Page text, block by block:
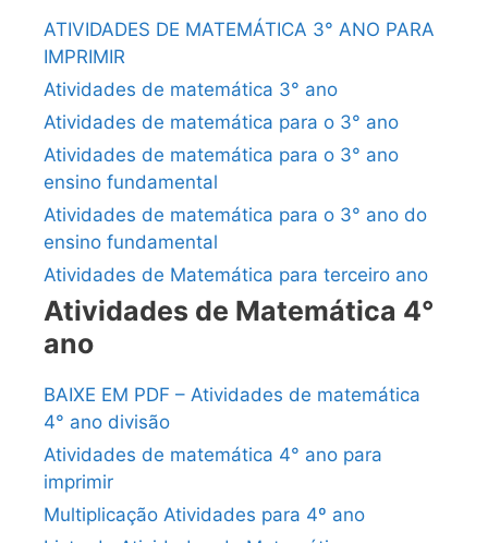
ATIVIDADES DE MATEMÁTICA 3° ANO PARA
IMPRIMIR
Atividades de matemática 3° ano
Atividades de matemática para o 3° ano
Atividades de matemática para o 3° ano
ensino fundamental
Atividades de matemática para o 3° ano do
ensino fundamental
Atividades de Matemática para terceiro ano
Atividades de Matemática 4°
ano
BAIXE EM PDF – Atividades de matemática
4° ano divisão
Atividades de matemática 4° ano para
imprimir
Multiplicação Atividades para 4º ano